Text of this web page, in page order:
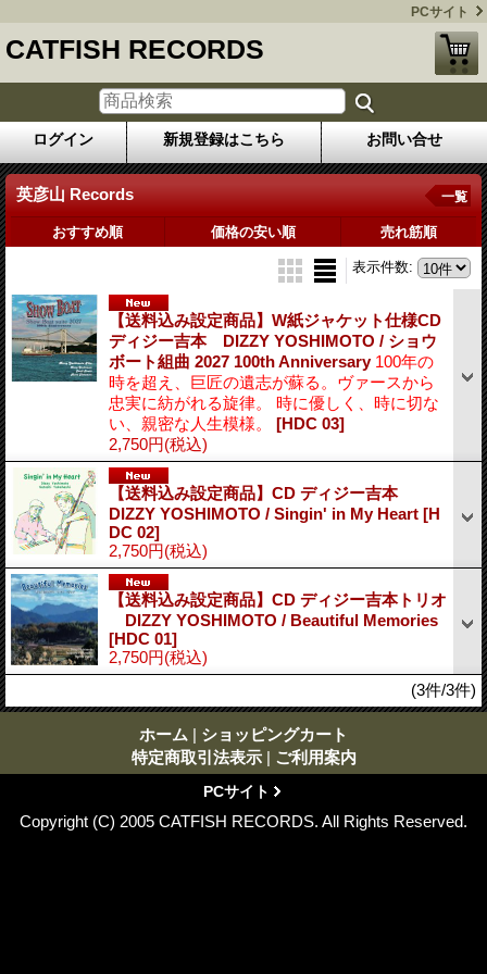
PCサイト
CATFISH RECORDS
ログイン 新規登録はこちら お問い合せ
英彦山 Records 一覧
おすすめ順 価格の安い順 売れ筋順
表示件数:
【送料込み設定商品】W紙ジャケット仕様CD
ディジー吉本 DIZZY YOSHIMOTO / ショウ
ボート組曲 2027 100th Anniversary 100年の
時を超え、巨匠の遺志が蘇る。ヴァースから
忠実に紡がれる旋律。 時に優しく、時に切な
い、親密な人生模様。
[HDC 03]
2,750円(税込)
【送料込み設定商品】CD ディジー吉本
DIZZY YOSHIMOTO / Singin' in My Heart [H
DC 02]
2,750円(税込)
【送料込み設定商品】CD ディジー吉本トリオ
DIZZY YOSHIMOTO / Beautiful Memories
[HDC 01]
2,750円(税込)
(3件/3件)
ホーム | ショッピングカート
特定商取引法表示 | ご利用案内
PCサイト
Copyright (C) 2005 CATFISH RECORDS. All Rights Reserved.